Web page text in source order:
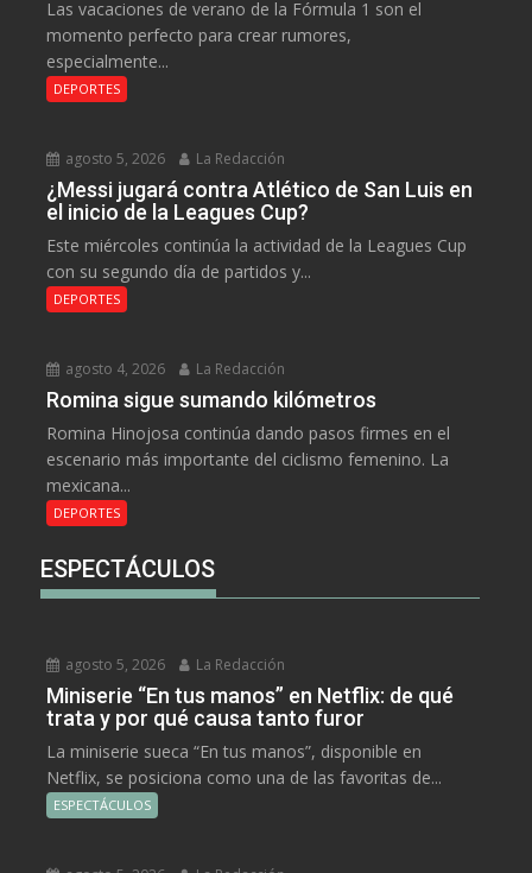
Las vacaciones de verano de la Fórmula 1 son el
momento perfecto para crear rumores,
especialmente...
DEPORTES
agosto 5, 2026 La Redacción
¿Messi jugará contra Atlético de San Luis en
el inicio de la Leagues Cup?
Este miércoles continúa la actividad de la Leagues Cup
con su segundo día de partidos y...
DEPORTES
agosto 4, 2026 La Redacción
Romina sigue sumando kilómetros
Romina Hinojosa continúa dando pasos firmes en el
escenario más importante del ciclismo femenino. La
mexicana...
DEPORTES
ESPECTÁCULOS
agosto 5, 2026 La Redacción
Miniserie “En tus manos” en Netflix: de qué
trata y por qué causa tanto furor
La miniserie sueca “En tus manos”, disponible en
Netflix, se posiciona como una de las favoritas de...
ESPECTÁCULOS